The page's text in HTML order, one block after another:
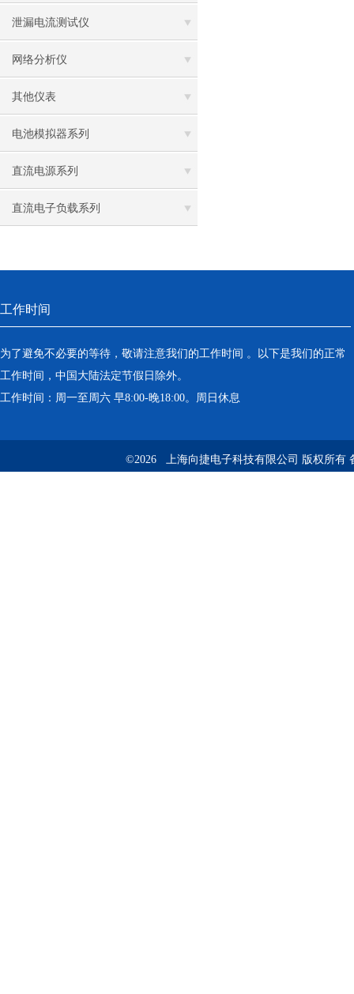
泄漏电流测试仪
网络分析仪
其他仪表
电池模拟器系列
直流电源系列
直流电子负载系列
工作时间
为了避免不必要的等待，敬请注意我们的工作时间 。以下是我们的正常
工作时间，中国大陆法定节假日除外。
工作时间：周一至周六 早8:00-晚18:00。周日休息
©2026 上海向捷电子科技有限公司 版权所有